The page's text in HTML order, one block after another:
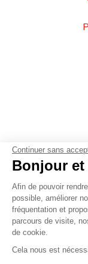
©
Continuer sans
Bonjour
Afin de pouvoir
possible, améliorer
fréquentation et
parcours de visite,
de cookie.
Cela nous est